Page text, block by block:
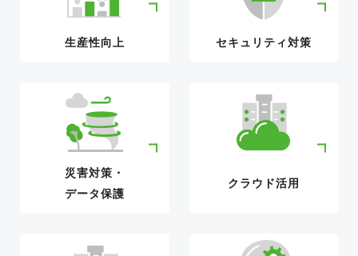
生産性向上 セキュリティ対策
災害対策・
データ保護
クラウド活用